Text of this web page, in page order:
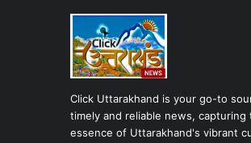
Click Uttarakhand is your go-to
timely and reliable news, capturing
essence of Uttarakhand's vibrant